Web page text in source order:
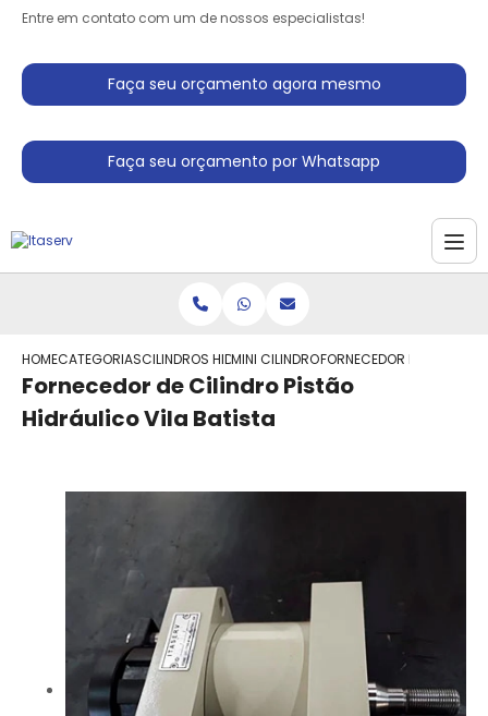
Entre em contato com um de nossos especialistas!
Faça seu orçamento agora mesmo
Faça seu orçamento por Whatsapp
HOMECATEGORIASCILINDROS HIDRAULICOMINI CILINDRO HIDRAULICO
FORNECEDOR DE
Fornecedor de Cilindro Pistão
Hidráulico Vila Batista